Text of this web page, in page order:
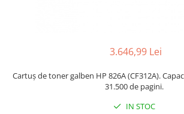
3.646,99 Lei
Cartuș de toner galben HP 826A (CF312A).
31.500 de pagini.
IN STOC